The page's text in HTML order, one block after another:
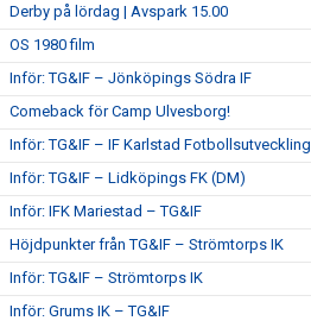
Derby på lördag | Avspark 15.00
OS 1980 film
Inför: TG&IF – Jönköpings Södra IF
Comeback för Camp Ulvesborg!
Inför: TG&IF – IF Karlstad Fotbollsutveckling
Inför: TG&IF – Lidköpings FK (DM)
Inför: IFK Mariestad – TG&IF
Höjdpunkter från TG&IF – Strömtorps IK
Inför: TG&IF – Strömtorps IK
Inför: Grums IK – TG&IF